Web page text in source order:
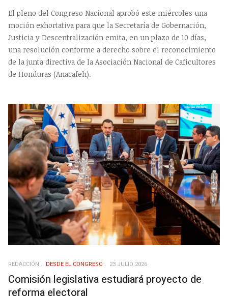
El pleno del Congreso Nacional aprobó este miércoles una
moción exhortativa para que la Secretaría de Gobernación,
Justicia y Descentralización emita, en un plazo de 10 días,
una resolución conforme a derecho sobre el reconocimiento
de la junta directiva de la Asociación Nacional de Caficultores
de Honduras (Anacafeh).
REDACCIÓN DESDE EL CONGRESO 23 JULIO 2026
Comisión legislativa estudiará proyecto de
reforma electoral